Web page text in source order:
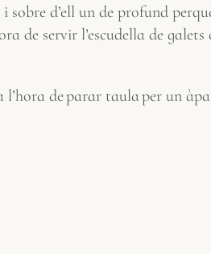
d’ell un de profund
de servir l’escudella de
de parar taula per un